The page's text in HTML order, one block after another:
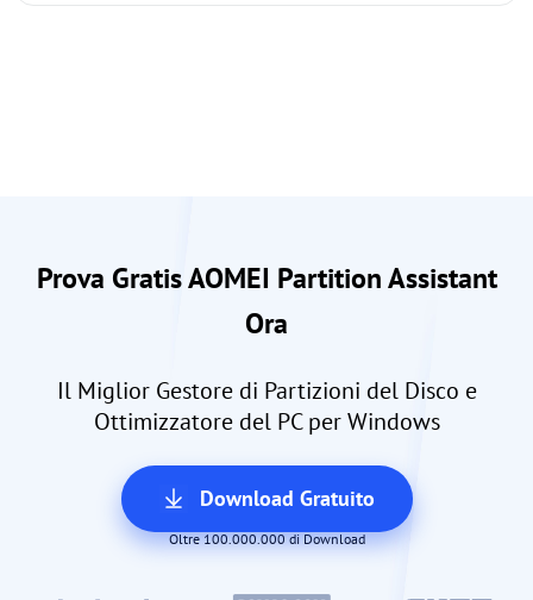
Prova Gratis AOMEI Partition Assistant
Ora
Il Miglior Gestore di Partizioni del Disco e
Ottimizzatore del PC per Windows
Download Gratuito
Oltre 100.000.000 di Download